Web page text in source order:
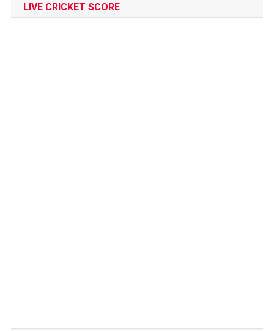
LIVE CRICKET SCORE